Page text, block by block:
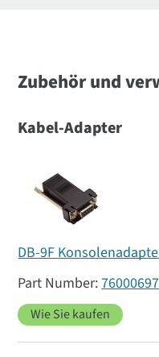
Zubehör und
Kabel-Adapter
DB-9F
76000697
Wie Sie kaufen